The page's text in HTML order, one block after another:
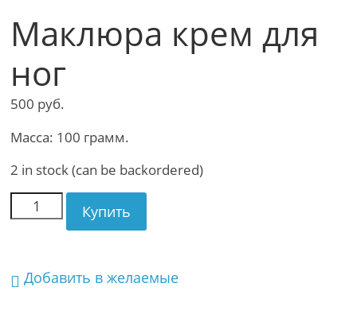
Маклюра крем для
ног
500 руб.
Масса: 100 грамм.
2 in stock (can be backordered)
Купить
Добавить в желаемые